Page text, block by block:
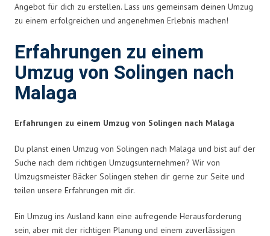
Angebot für dich zu erstellen. Lass uns gemeinsam deinen Umzug
zu einem erfolgreichen und angenehmen Erlebnis machen!
Erfahrungen zu einem
Umzug von Solingen nach
Malaga
Erfahrungen zu einem Umzug von Solingen nach Malaga
Du planst einen Umzug von Solingen nach Malaga und bist auf der
Suche nach dem richtigen Umzugsunternehmen? Wir von
Umzugsmeister Bäcker Solingen stehen dir gerne zur Seite und
teilen unsere Erfahrungen mit dir.
Ein Umzug ins Ausland kann eine aufregende Herausforderung
sein, aber mit der richtigen Planung und einem zuverlässigen